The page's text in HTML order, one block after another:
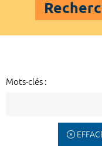
Mots-clés :